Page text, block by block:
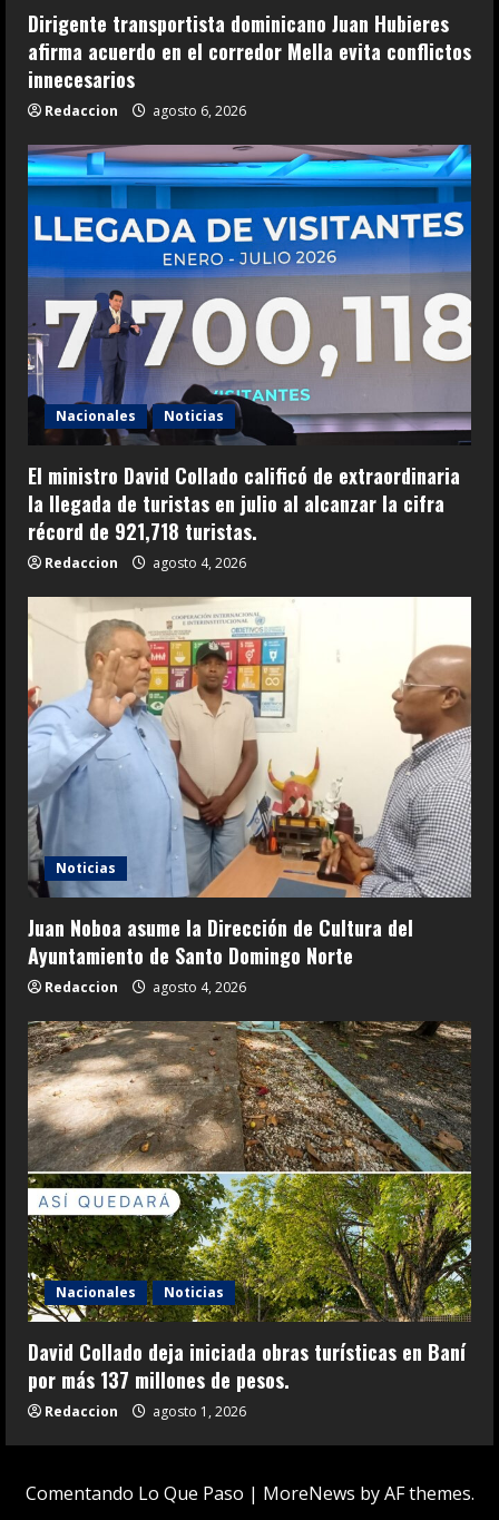
Dirigente transportista dominicano Juan Hubieres
afirma acuerdo en el corredor Mella evita conflictos
innecesarios
Redaccion agosto 6, 2026
Nacionales Noticias
El ministro David Collado calificó de extraordinaria
la llegada de turistas en julio al alcanzar la cifra
récord de 921,718 turistas.
Redaccion agosto 4, 2026
Noticias
Juan Noboa asume la Dirección de Cultura del
Ayuntamiento de Santo Domingo Norte
Redaccion agosto 4, 2026
Nacionales Noticias
David Collado deja iniciada obras turísticas en Baní
por más 137 millones de pesos.
Redaccion agosto 1, 2026
Comentando Lo Que Paso | MoreNews by AF themes.